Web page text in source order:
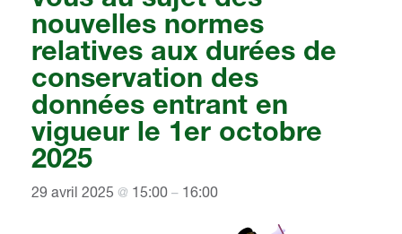
nouvelles normes
relatives aux durées de
conservation des
données entrant en
vigueur le 1er octobre
2025
29 avril 2025 @ 15:00 – 16:00